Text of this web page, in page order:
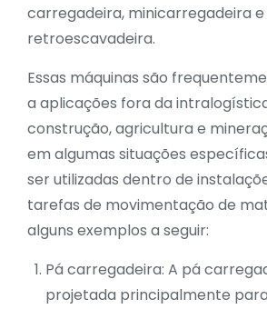
carregadeira, minicarregadeira e
retroescavadeira.
Essas máquinas são
a aplicações fora da
construção, agricultura e
em algumas situações
ser utilizadas dentro de
tarefas de movimentação de
alguns exemplos a seguir:
Pá carregadeira: A pá
projetada principalmente